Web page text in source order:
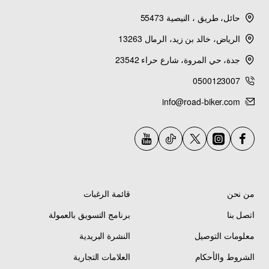
2015 FJ09 (FJ09FGY) - Generator
2015 FJ09 (FJ09FR) - Generator
2015 FZ09 (FZ09FCGY) - Generator
2015 FZ09 (FZ09FCS) - Generator
2015 FZ09 (FZ09FS) - Generator
حائل، طريق ، النيصية 55473
الرياض، خالد بن زيد، الرمال 13263
جدة، حي المروة، شارع حراء 23542
0500123007
info@road-biker.com
من نحن
اتصل بنا
معلومات التوصيل
الشروط والأحكام
قائمة الرغبات
برنامج التسويق بالعمولة
النشرة البريدية
العلامات التجارية